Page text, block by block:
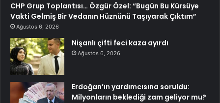
CHP Grup Toplantısı… Özgür Özel: “Bugün Bu Kürsüye
Vakti Gelmiş Bir Vedanın Hüznünü Taşıyarak Çıktım”
Ağustos 6, 2026
Nişanlı çifti feci kaza ayırdı
Ağustos 6, 2026
Erdoğan’ın yardımcısına soruldu:
Milyonların beklediği zam geliyor mu?